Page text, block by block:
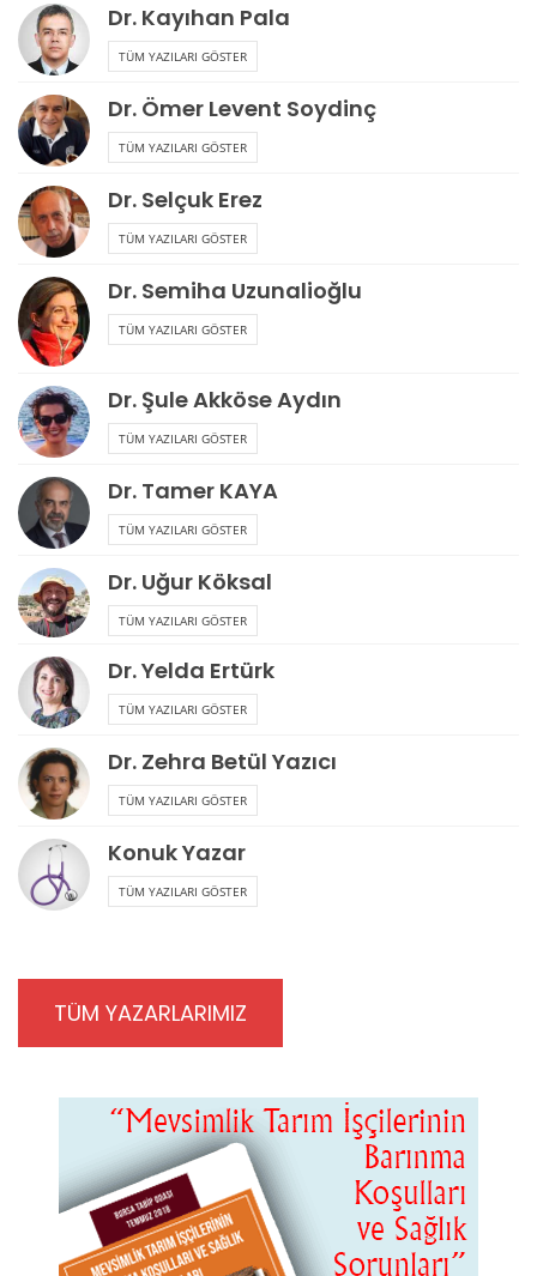
Dr. Kayıhan Pala
TÜM YAZILARI GÖSTER
Dr. Ömer Levent Soydinç
TÜM YAZILARI GÖSTER
Dr. Selçuk Erez
TÜM YAZILARI GÖSTER
Dr. Semiha Uzunalioğlu
TÜM YAZILARI GÖSTER
Dr. Şule Akköse Aydın
TÜM YAZILARI GÖSTER
Dr. Tamer KAYA
TÜM YAZILARI GÖSTER
Dr. Uğur Köksal
TÜM YAZILARI GÖSTER
Dr. Yelda Ertürk
TÜM YAZILARI GÖSTER
Dr. Zehra Betül Yazıcı
TÜM YAZILARI GÖSTER
Konuk Yazar
TÜM YAZILARI GÖSTER
TÜM YAZARLARIMIZ